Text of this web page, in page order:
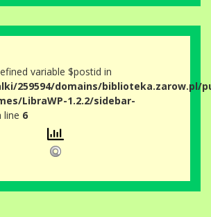
variable $postid in
259594/domains/biblioteka.zarow.pl/
LibraWP-1.2.2/sidebar-
line 6